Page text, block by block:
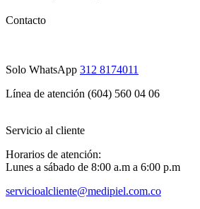
Contacto
Solo WhatsApp 312 8174011
Línea de atención (604) 560 04 06
Servicio al cliente
Horarios de atención:
Lunes a sábado de 8:00 a.m a 6:00 p.m
servicioalcliente@medipiel.com.co